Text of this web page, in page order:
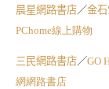
晨星網路書店／金
PChome線上購物
三民網路書店／GO
網網路書店